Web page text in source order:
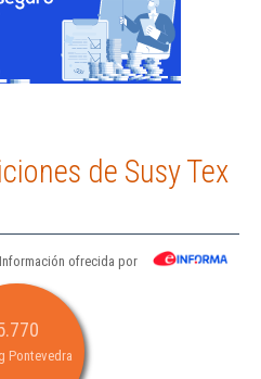
de Susy Tex
Información ofrecida por
Pontevedra